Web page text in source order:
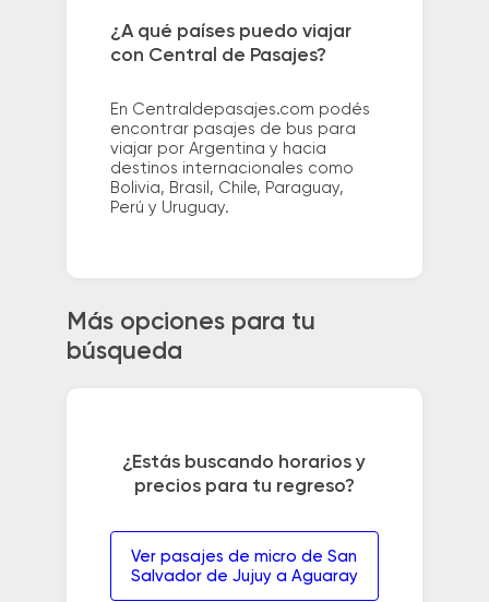
¿A qué países puedo viajar
con Central de Pasajes?
En Centraldepasajes.com podés
encontrar pasajes de bus para
viajar por Argentina y hacia
destinos internacionales como
Bolivia, Brasil, Chile, Paraguay,
Perú y Uruguay.
Más opciones para tu
búsqueda
¿Estás buscando horarios y
precios para tu regreso?
Ver pasajes de micro de San
Salvador de Jujuy a Aguaray